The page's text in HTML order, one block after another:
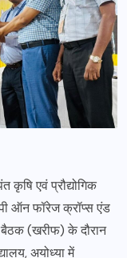
कृषि एवं प्रौद्योगिक
ऑन फॉरेज क्रॉप्स एंड
बैठक (खरीफ) के दौरान
अयोध्या में